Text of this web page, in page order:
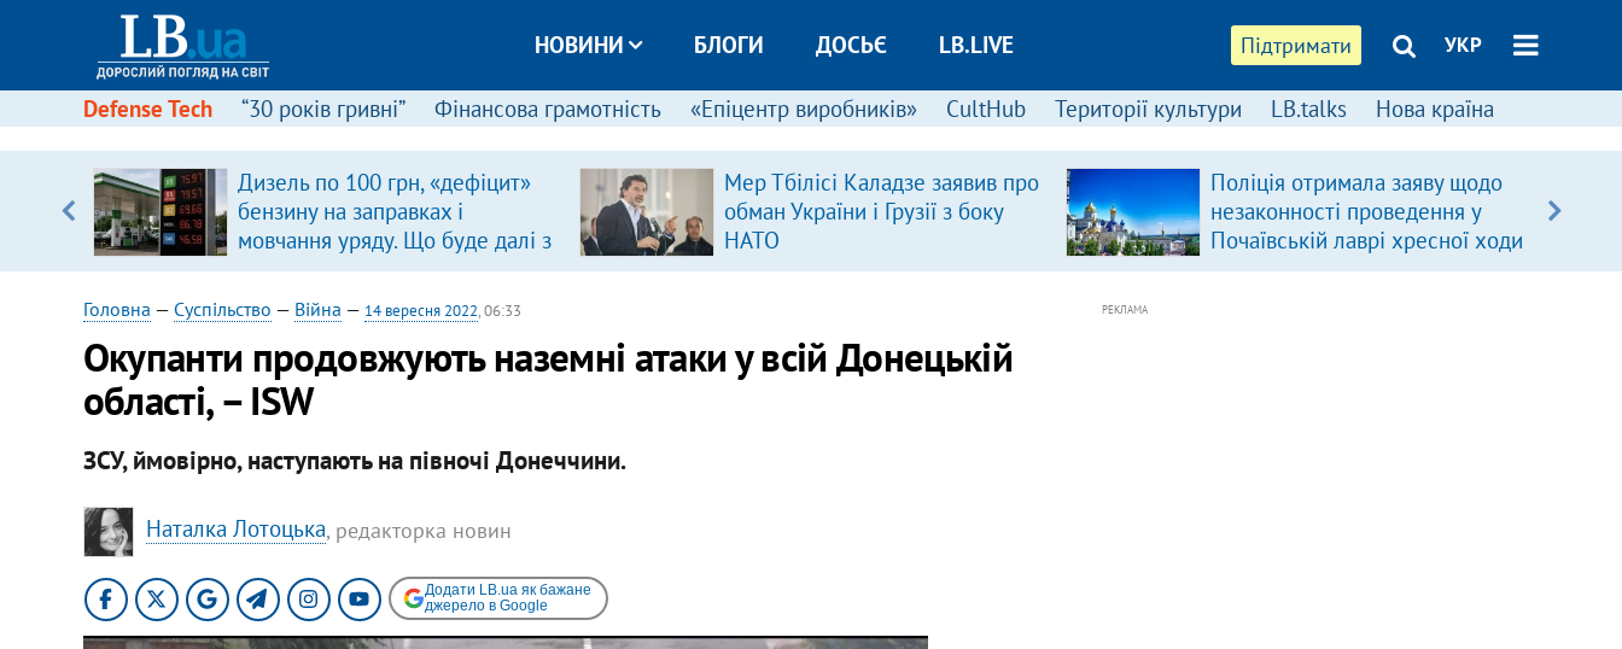
Підтримати УКР
НОВИНИ БЛОГИ ДОСЬЄ LB.LIVE
Defense Tech “30 років гривні” Фінансова грамотність «Епіцентр виробників» CultHub Території культури LB.talks Нова країна
Дизель по 100 грн, «дефіцит»
бензину на заправках і
мовчання уряду. Що буде далі з
цінами на пальне?
Мер Тбілісі Каладзе заявив про
обман України і Грузії з боку
НАТО
Поліція отримала заяву щодо
незаконності проведення у
Почаївській лаврі хресної ходи
Головна — Суспільство — Війна — 14 вересня 2022, 06:33
Окупанти продовжують наземні атаки у всій Донецькій
області, – ISW
ЗСУ, ймовірно, наступають на півночі Донеччини.
Наталка Лотоцька, редакторка новин
Додати LB.ua як бажане
джерело в Google
РЕКЛАМА